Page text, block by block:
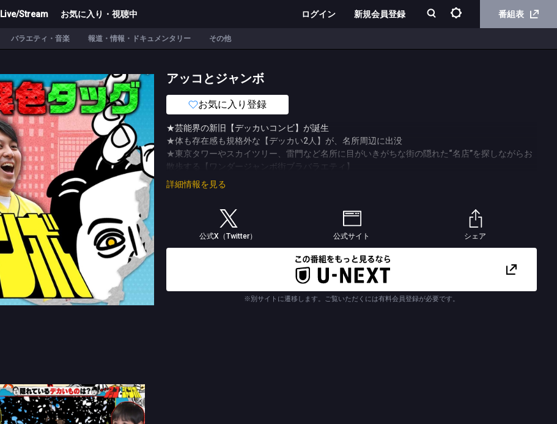
Live/Stream お気に入り・視聴中 ログイン 新規会員登録 番組表
バラエティ・音楽 報道・情報・ドキュメンタリー その他
アッコとジャンボ
お気に入り登録
★芸能界の新旧【デッカいコンビ】が誕生
★体も存在感も規格外な【デッカい2人】が、名所周辺に出没
★東京タワーやスカイツリー、雷門など名所に目がいきがちな街の隠れた“名店”を探しながらお
散歩する【ワンダージャンボ街ブラバラエティ】
★スタジオを飛び出し、名所を舞台にアッコが喜怒哀楽全開で大暴れ
★忖度なしにズバズバ話す2人のコンビネーションにも注目
詳細情報を見る
公式X（Twitter） 公式サイト シェア
※別サイトに遷移します。ご覧いただくには有料会員登録が必要です。